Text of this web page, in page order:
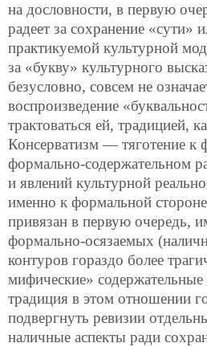
на дословности, в первую
радеет за сохранение «сути»
практикуемой культурной
за «букву» культурного
безусловно, совсем не
воспроизведение
трактоваться ей, традицией,
Консерватизм — тяготение к
формально-содержательном
и явлений культурной
именно к формальной
привязан в первую очередь,
формально-осязаемых
контуров гораздо более
мифические»
традиция в этом отношении
подвергнуть ревизии
наличные аспекты ради